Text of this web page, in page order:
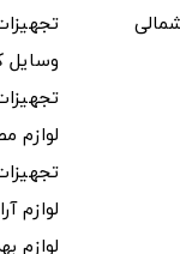
وسایل
لوازم
لوازم
لوازم